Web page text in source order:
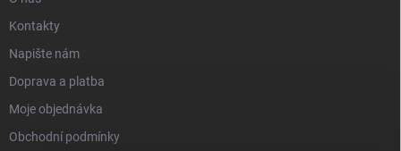
Kontakty
Napište nám
Doprava a platba
Moje objednávka
Obchodní podmínky